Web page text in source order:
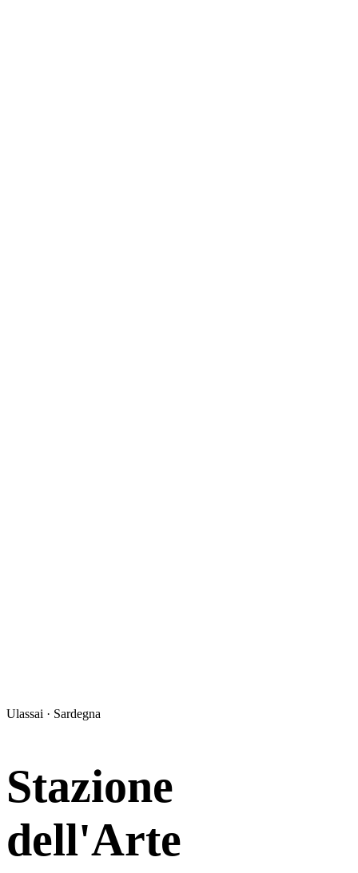
Ulassai · Sardegna
Stazione
dell'Arte